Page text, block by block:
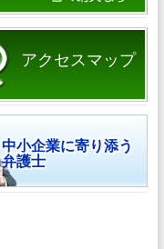
アクセスマップ
中小企業に寄り添う
弁護士